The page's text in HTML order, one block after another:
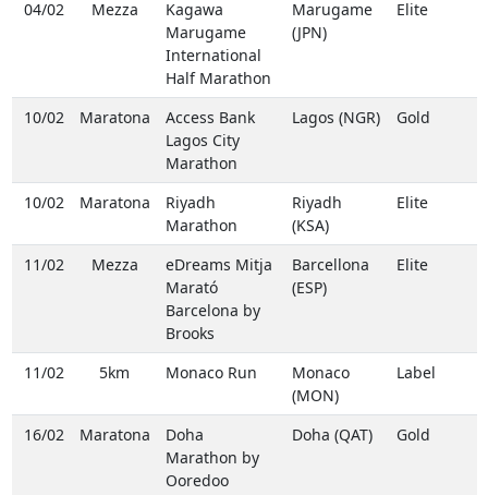
04/02 Mezza
Kagawa
Marugame
International
Half Marathon
Marugame
(JPN)
Elite
10/02 Maratona
Access Bank
Lagos City
Marathon
Lagos (NGR) Gold
10/02 Maratona
Riyadh
Marathon
Riyadh
(KSA)
Elite
11/02 Mezza
eDreams Mitja
Marató
Barcelona by
Brooks
Barcellona
(ESP)
Elite
11/02 5km Monaco Run
Monaco
(MON)
Label
16/02 Maratona
Doha
Marathon by
Ooredoo
Doha (QAT) Gold